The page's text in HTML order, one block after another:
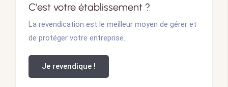
C'est votre établissement ?
La revendication est le meilleur moyen de gérer et
de protéger votre entreprise.
Je revendique !